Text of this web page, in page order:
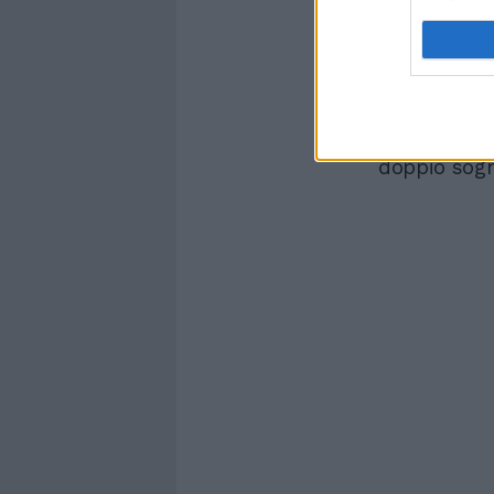
doppio